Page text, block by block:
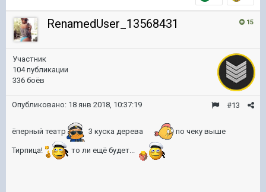
15
RenamedUser_13568431
Участник
104 публикации
336 боёв
#13
Опубликовано: 18 янв 2018, 10:37:19
ёперный театр 3 куска дерева по чеку выше
Тирпица! то ли ещё будет...